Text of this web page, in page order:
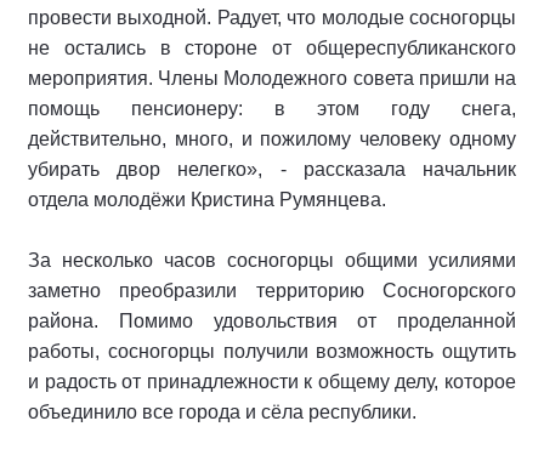
провести выходной. Радует, что молодые сосногорцы
не остались в стороне от общереспубликанского
мероприятия. Члены Молодежного совета пришли на
помощь пенсионеру: в этом году снега,
действительно, много, и пожилому человеку одному
убирать двор нелегко», - рассказала начальник
отдела молодёжи Кристина Румянцева.
За несколько часов сосногорцы общими усилиями
заметно преобразили территорию Сосногорского
района. Помимо удовольствия от проделанной
работы, сосногорцы получили возможность ощутить
и радость от принадлежности к общему делу, которое
объединило все города и сёла республики.